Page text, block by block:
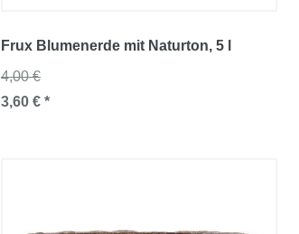
Frux Blumenerde mit Naturton, 5 l
4,00 €
3,60 € *